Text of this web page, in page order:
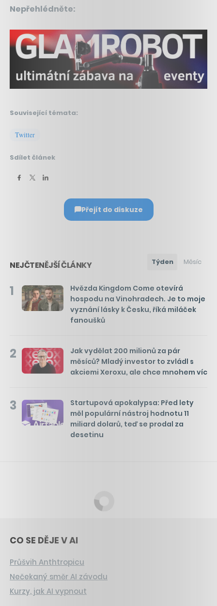
Nepřehlédněte:
Související témata:
Twitter
Sdílet článek
Přejít do diskuze
NEJČTENĚJŠÍ ČLÁNKY Týden Měsíc
1
Hvězda Kingdom Come otevírá
hospodu na Vinohradech. Je to moje
vyznání lásky k Česku, říká miláček
fanoušků
2
Jak vydělat 200 milionů za pár
měsíců? Mladý investor to zvládl s
akciemi Xeroxu, ale chce mnohem víc
3
Startupová apokalypsa: Před lety
měl populární nástroj hodnotu 11
miliard dolarů, teď se prodal za
desetinu
CO SE DĚJE V AI
Průšvih Anthtropicu
Nečekaný směr AI závodu
Kurzy, jak AI vypnout